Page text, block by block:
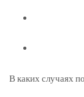
В каких случаях